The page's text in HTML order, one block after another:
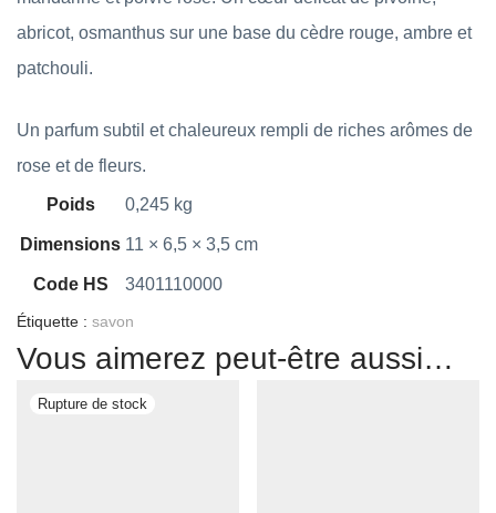
abricot, osmanthus sur une base du cèdre rouge, ambre et
patchouli.
Un parfum subtil et chaleureux rempli de riches arômes de
rose et de fleurs.
Poids 0,245 kg
Dimensions 11 × 6,5 × 3,5 cm
Code HS 3401110000
Étiquette : savon
Vous aimerez peut-être aussi…